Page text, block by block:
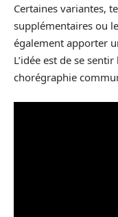
Certaines variantes,
supplémentaires ou
également apporter
L’idée est de se
chorégraphie